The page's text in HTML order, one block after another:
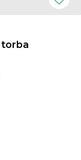
torba